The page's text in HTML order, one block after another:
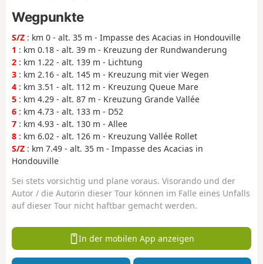
Wegpunkte
S/Z : km 0 - alt. 35 m - Impasse des Acacias in Hondouville
1 : km 0.18 - alt. 39 m - Kreuzung der Rundwanderung
2 : km 1.22 - alt. 139 m - Lichtung
3 : km 2.16 - alt. 145 m - Kreuzung mit vier Wegen
4 : km 3.51 - alt. 112 m - Kreuzung Queue Mare
5 : km 4.29 - alt. 87 m - Kreuzung Grande Vallée
6 : km 4.73 - alt. 133 m - D52
7 : km 4.93 - alt. 130 m - Allee
8 : km 6.02 - alt. 126 m - Kreuzung Vallée Rollet
S/Z : km 7.49 - alt. 35 m - Impasse des Acacias in
Hondouville
Sei stets vorsichtig und plane voraus. Visorando und der
Autor / die Autorin dieser Tour können im Falle eines Unfalls
auf dieser Tour nicht haftbar gemacht werden.
In der mobilen App anzeigen